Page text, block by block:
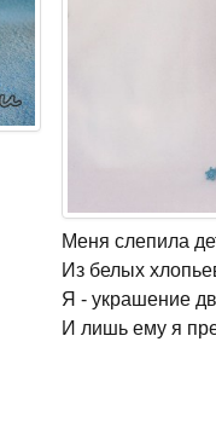
Меня слепила
Из белых
Я - украшение
И лишь ему я